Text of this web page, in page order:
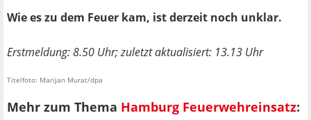
Wie es zu dem Feuer kam, ist derzeit noch unklar.
Erstmeldung: 8.50 Uhr; zuletzt aktualisiert: 13.13 Uhr
Titelfoto: Marijan Murat/dpa
Mehr zum Thema Hamburg Feuerwehreinsatz: